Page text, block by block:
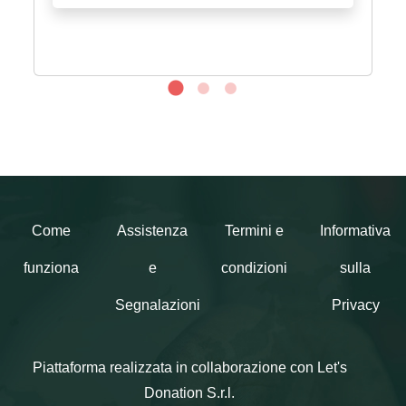
Come
funziona
Assistenza
e
Segnalazioni
Termini e
condizioni
Informativa
sulla
Privacy
Piattaforma realizzata in collaborazione con Let's
Donation S.r.l.